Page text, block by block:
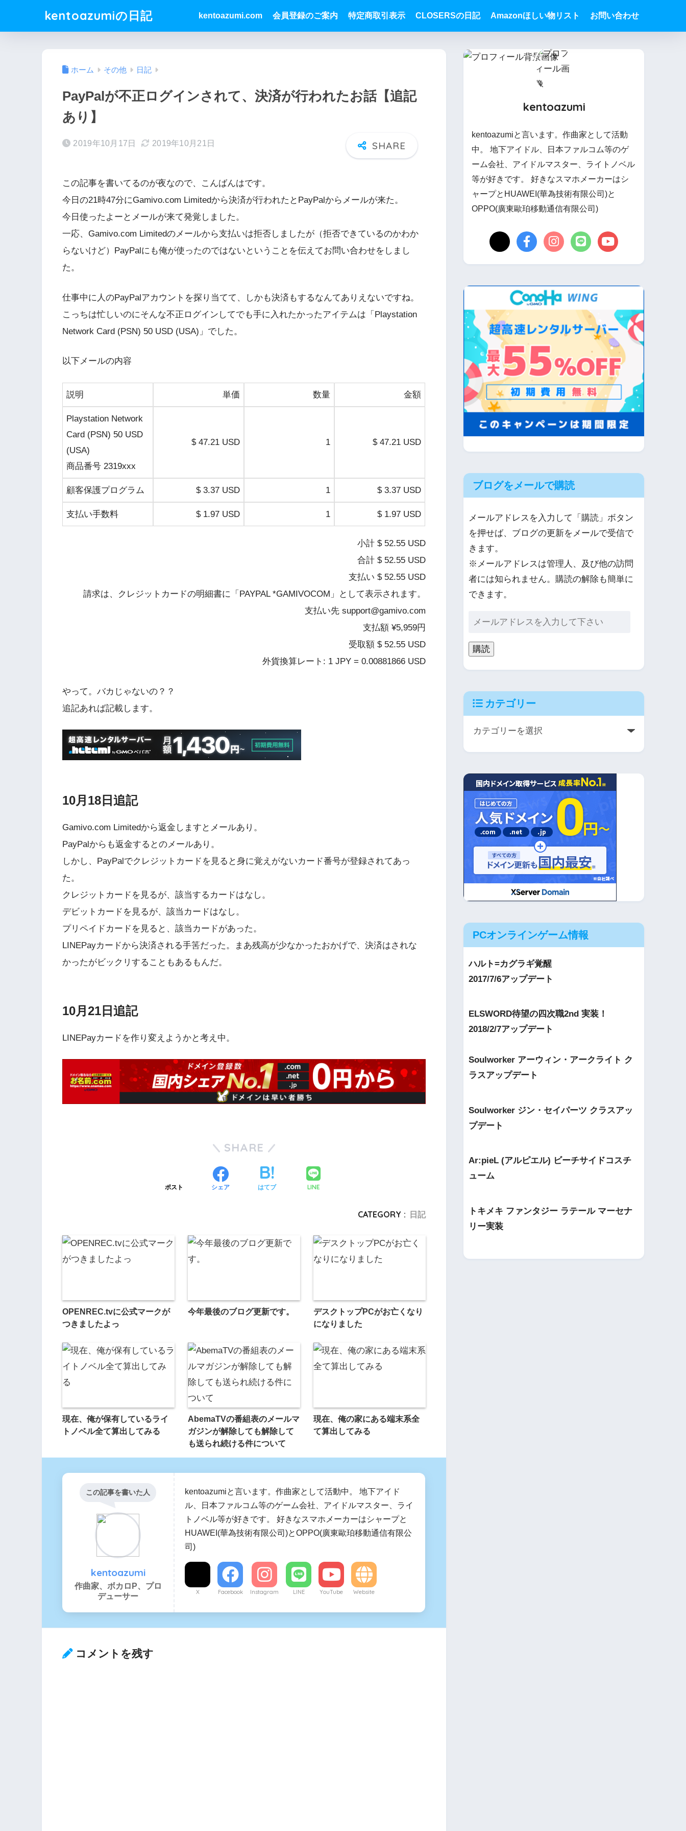
kentoazumiの日記 kentoazumi.com 会員登録のご案内 特定商取引表示 CLOSERSの日記 Amazonほしい物リスト お問い合わせ
ホーム その他 日記
PayPalが不正ログインされて、決済が行われたお話【追記
あり】
2019年10月17日 2019年10月21日
この記事を書いてるのが夜なので、こんばんはです。
今日の21時47分にGamivo.com Limitedから決済が行われたとPayPalからメールが来た。
今日使ったよーとメールが来て発覚しました。
一応、Gamivo.com Limitedのメールから支払いは拒否しましたが（拒否できているのかわか
らないけど）PayPalにも俺が使ったのではないということを伝えてお問い合わせをしまし
た。
仕事中に人のPayPalアカウントを探り当てて、しかも決済もするなんてありえないですね。
こっちは忙しいのにそんな不正ログインしてでも手に入れたかったアイテムは「Playstation
Network Card (PSN) 50 USD (USA)」でした。
以下メールの内容
説明 単価 数量 金額
Playstation Network
Card (PSN) 50 USD
(USA)
商品番号 2319xxx
$ 47.21 USD 1 $ 47.21 USD
顧客保護プログラム $ 3.37 USD 1 $ 3.37 USD
支払い手数料 $ 1.97 USD 1 $ 1.97 USD
小計 $ 52.55 USD
合計 $ 52.55 USD
支払い $ 52.55 USD
請求は、クレジットカードの明細書に「PAYPAL *GAMIVOCOM」として表示されます。
支払い先 support@gamivo.com
支払額 ¥5,959円
受取額 $ 52.55 USD
外貨換算レート: 1 JPY = 0.00881866 USD
やって。バカじゃないの？？
追記あれば記載します。
10月18日追記
Gamivo.com Limitedから返金しますとメールあり。
PayPalからも返金するとのメールあり。
しかし、PayPalでクレジットカードを見ると身に覚えがないカード番号が登録されてあっ
た。
クレジットカードを見るが、該当するカードはなし。
デビットカードを見るが、該当カードはなし。
プリペイドカードを見ると、該当カードがあった。
LINEPayカードから決済される手筈だった。まあ残高が少なかったおかげで、決済はされな
かったがビックリすることもあるもんだ。
10月21日追記
LINEPayカードを作り変えようかと考え中。
SHARE
ポスト シェア はてブ LINE
CATEGORY : 日記
OPENREC.tvに公式マークが
つきましたよっ
今年最後のブログ更新です。
デスクトップPCがお亡くなり
になりました
現在、俺が保有しているライ
トノベル全て算出してみる
AbemaTVの番組表のメールマ
ガジンが解除しても解除して
も送られ続ける件について
現在、俺の家にある端末系全
て算出してみる
この記事を書いた人
kentoazumi
作曲家、ボカロP、プロ
デューサー
kentoazumiと言います。作曲家として活動中。 地下アイド
ル、日本ファルコム等のゲーム会社、アイドルマスター、ライ
トノベル等が好きです。 好きなスマホメーカーはシャープと
HUAWEI(華為技術有限公司)とOPPO(廣東歐珀移動通信有限公
司)
X Facebook Instagram LINE YouTube Website
コメントを残す
kentoazumi
kentoazumiと言います。作曲家として活動
中。 地下アイドル、日本ファルコム等のゲ
ーム会社、アイドルマスター、ライトノベル
等が好きです。 好きなスマホメーカーはシ
ャープとHUAWEI(華為技術有限公司)と
OPPO(廣東歐珀移動通信有限公司)
ブログをメールで購読
メールアドレスを入力して「購読」ボタン
を押せば、ブログの更新をメールで受信で
きます。
※メールアドレスは管理人、及び他の訪問
者には知られません。購読の解除も簡単に
できます。
購読
カテゴリー
PCオンラインゲーム情報
ハルト=カグラギ覚醒
2017/7/6アップデート
ELSWORD待望の四次職2nd 実装！
2018/2/7アップデート
Soulworker アーウィン・アークライト ク
ラスアップデート
Soulworker ジン・セイパーツ クラスアッ
プデート
Ar:pieL (アルピエル) ビーチサイドコスチ
ューム
トキメキ ファンタジー ラテール マーセナ
リー実装